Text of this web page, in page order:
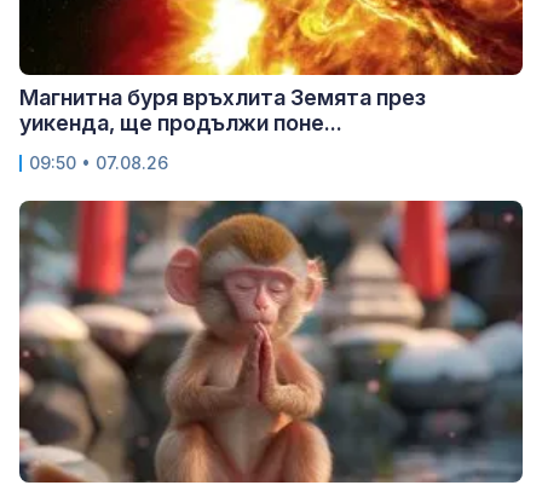
Магнитна буря връхлита Земята през
уикенда, ще продължи поне...
09:50 • 07.08.26